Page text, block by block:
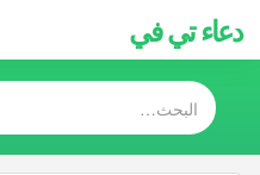
دعاء تي في